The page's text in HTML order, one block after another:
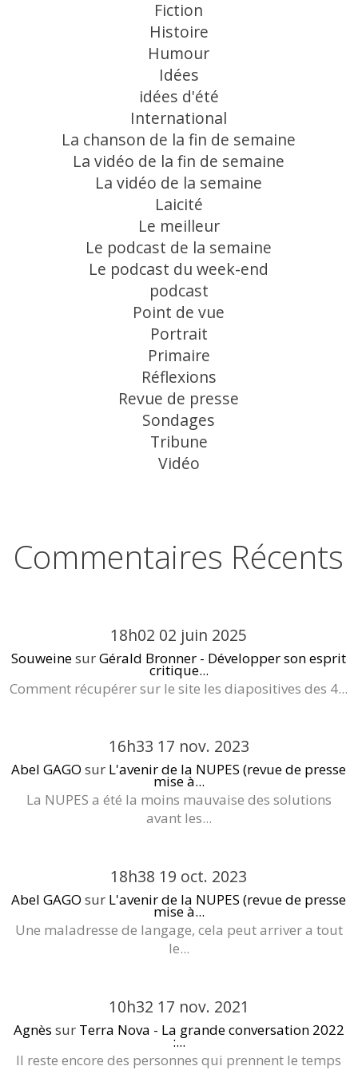
Fiction
Histoire
Humour
Idées
idées d'été
International
La chanson de la fin de semaine
La vidéo de la fin de semaine
La vidéo de la semaine
Laicité
Le meilleur
Le podcast de la semaine
Le podcast du week-end
podcast
Point de vue
Portrait
Primaire
Réflexions
Revue de presse
Sondages
Tribune
Vidéo
Commentaires Récents
18h02 02 juin 2025
SouweinesurGérald Bronner - Développer son esprit
critique...
Comment récupérer sur le site les diapositives des 4...
16h33 17 nov. 2023
Abel GAGO sur L'avenir de la NUPES (revue de presse
mise à...
La NUPES a été la moins mauvaise des solutions
avant les...
18h38 19 oct. 2023
Abel GAGO sur L'avenir de la NUPES (revue de presse
mise à...
Une maladresse de langage, cela peut arriver a tout
le...
10h32 17 nov. 2021
Agnès sur Terra Nova - La grande conversation 2022
:...
Il reste encore des personnes qui prennent le temps